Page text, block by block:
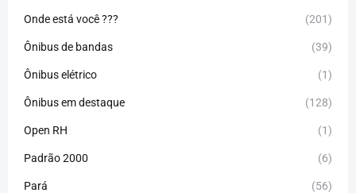
Onde está você ??? (201)
Ônibus de bandas (39)
Ônibus elétrico (1)
Ônibus em destaque (128)
Open RH (1)
Padrão 2000 (6)
Pará (56)